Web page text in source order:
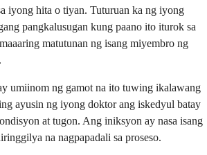
iyong hita o tiyan. Tuturuan ka ng iyong
pangkalusugan kung paano ito iturok sa
matutunan ng isang miyembro ng
umiinom ng gamot na ito tuwing ikalawang
ayusin ng iyong doktor ang iskedyul batay
at tugon. Ang iniksyon ay nasa isang
na nagpapadali sa proseso.